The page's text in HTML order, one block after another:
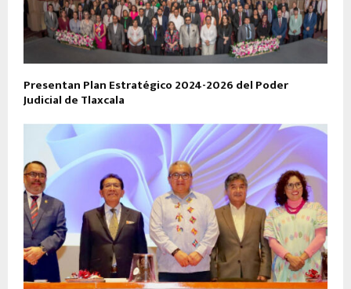
Presentan Plan Estratégico 2024-2026 del Poder
Judicial de Tlaxcala